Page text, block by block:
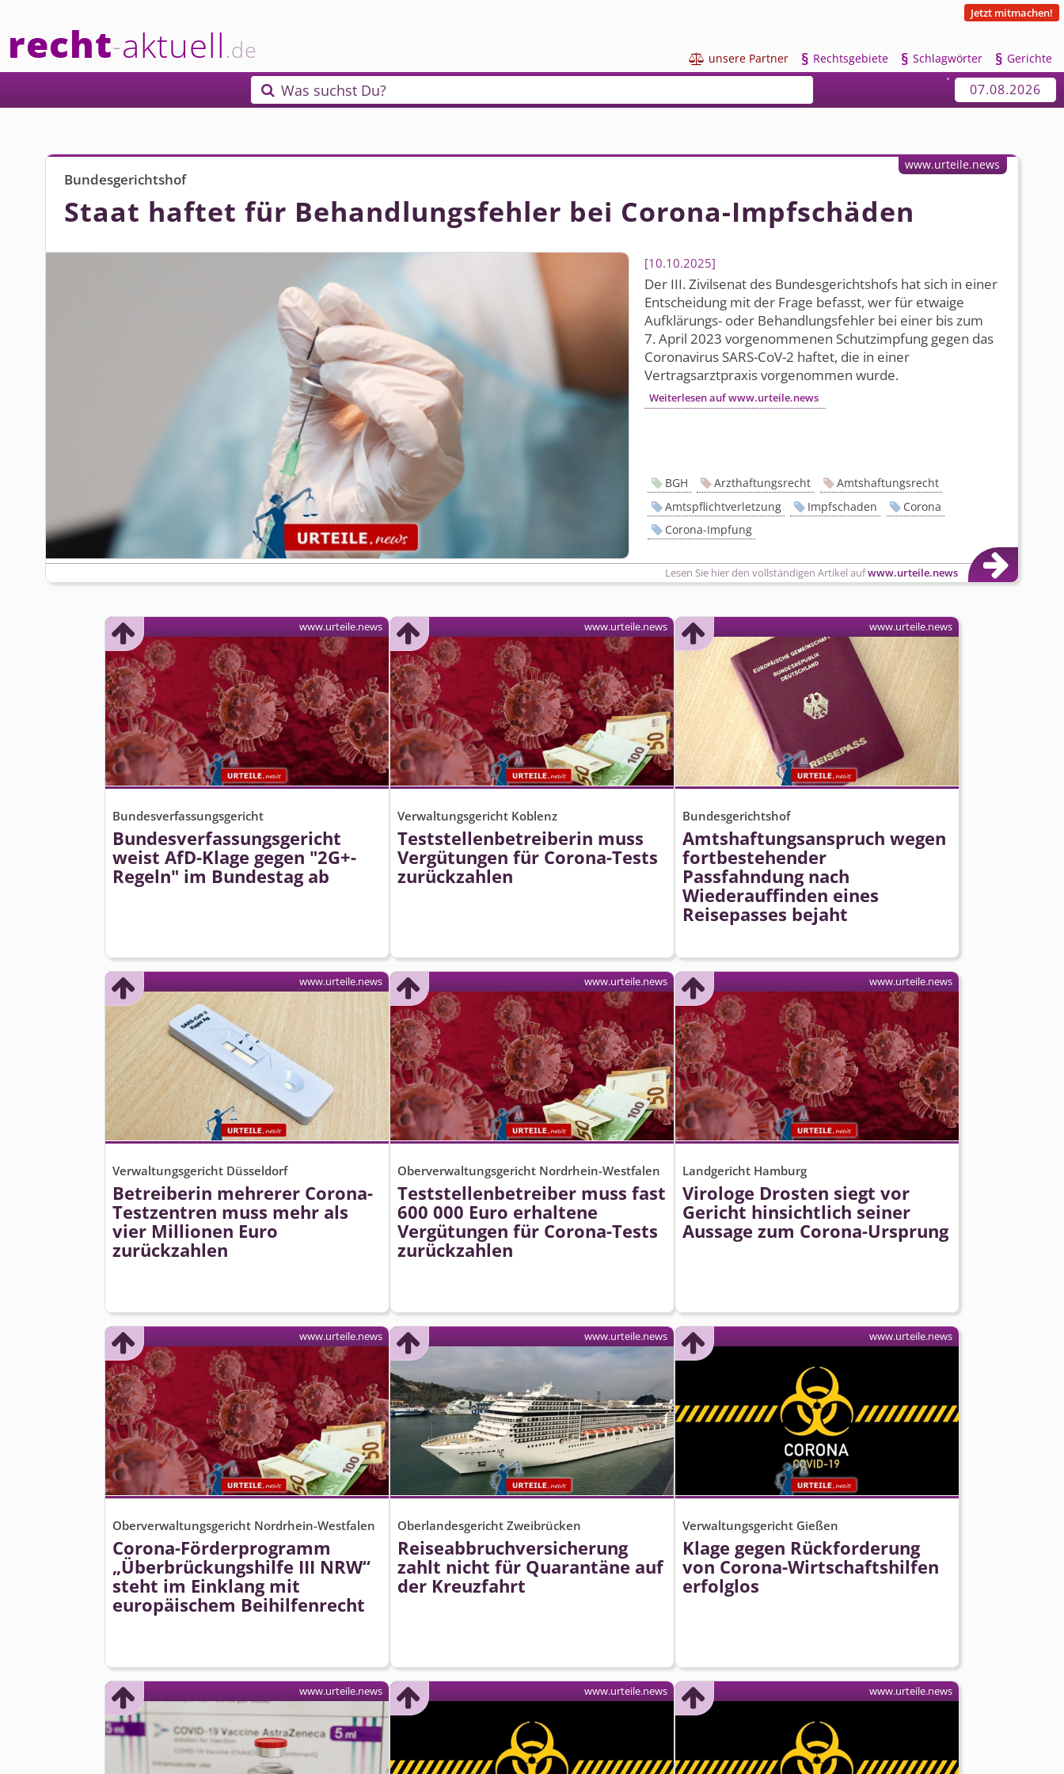
recht-aktuell.de
Jetzt mitmachen!
 unsere Partner § Rechtsgebiete § Schlagwörter § Gerichte
 Was suchst Du? 07.08.2026
Bundesgerichtshof
Staat haftet für Behandlungsfehler bei Corona-Impfschäden
10.10.2025
Der III. Zivilsenat des Bundesgerichtshofs hat sich in einer
Entscheidung mit der Frage befasst, wer für etwaige
Aufklärungs- oder Behandlungsfehler bei einer bis zum
7. April 2023 vorgenommenen Schutzimpfung gegen das
Coronavirus SARS-CoV-2 haftet, die in einer
Vertragsarztpraxis vorgenommen wurde.
Weiterlesen auf www.urteile.news
Lesen Sie hier den vollständigen Artikel aufwww.urteile.news
www.urteile.news
BGH Arzthaftungsrecht
Amtshaftungsrecht
Amtspflichtverletzung
Impfschaden
Corona
Corona-Impfung
Bundesverfassungsgericht
Bundesver­fassungsgericht
weist AfD-Klage gegen "2G+-
Regeln" im Bundestag ab
www.urteile.news
Verwaltungsgericht Koblenz
Teststellen­betreiberin muss
Vergütungen für Corona-Tests
zurückzahlen
www.urteile.news
Bundesgerichtshof
Amtshaftungs­anspruch wegen
fortbestehender
Passfahndung nach
Wiederauffinden eines
Reisepasses bejaht
www.urteile.news
Verwaltungsgericht Düsseldorf
Betreiberin mehrerer Corona-
Testzentren muss mehr als
vier Millionen Euro
zurückzahlen
www.urteile.news
Oberverwaltungsgericht Nordrhein-Westfalen
Teststellen­betreiber muss fast
600 000 Euro erhaltene
Vergütungen für Corona-Tests
zurückzahlen
www.urteile.news
Landgericht Hamburg
Virologe Drosten siegt vor
Gericht hinsichtlich seiner
Aussage zum Corona-Ursprung
www.urteile.news
Oberverwaltungsgericht Nordrhein-Westfalen
Corona-Förderprogramm
„Überbrückungshilfe III NRW“
steht im Einklang mit
europäischem Beihilfenrecht
www.urteile.news
Oberlandesgericht Zweibrücken
Reiseabbruch­versicherung
zahlt nicht für Quarantäne auf
der Kreuzfahrt
www.urteile.news
Verwaltungsgericht Gießen
Klage gegen Rückforderung
von Corona-Wirtschaftshilfen
erfolglos
www.urteile.news
www.urteile.news www.urteile.news www.urteile.news